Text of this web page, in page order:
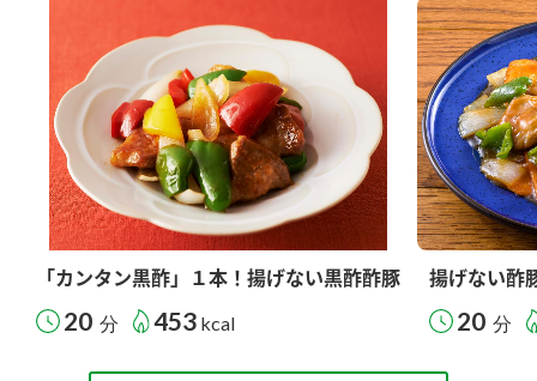
「カンタン黒酢」１本！揚げない黒酢酢豚
20 分 453 kcal
揚げない酢
20 分